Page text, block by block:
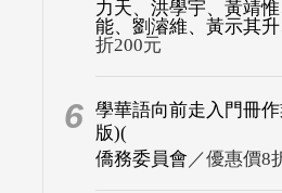
力天、洪學宇、黃靖
能、劉濬維、黃示其升
折200元
6 學華語向前走入門冊
版)(
僑務委員會 ／優惠價8